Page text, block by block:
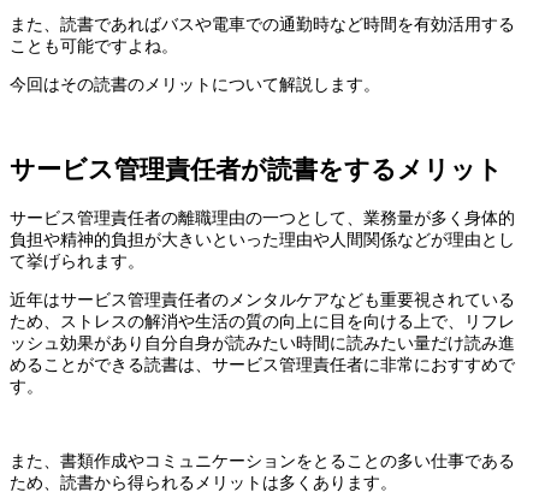
また、読書であればバスや電車での通勤時など時間を有効活用する
ことも可能ですよね。
今回はその読書のメリットについて解説します。
サービス管理責任者が読書をするメリット
サービス管理責任者の離職理由の一つとして、業務量が多く身体的
負担や精神的負担が大きいといった理由や人間関係などが理由とし
て挙げられます。
近年はサービス管理責任者のメンタルケアなども重要視されている
ため、ストレスの解消や生活の質の向上に目を向ける上で、リフレ
ッシュ効果があり自分自身が読みたい時間に読みたい量だけ読み進
めることができる読書は、サービス管理責任者に非常におすすめで
す。
また、書類作成やコミュニケーションをとることの多い仕事である
ため、読書から得られるメリットは多くあります。